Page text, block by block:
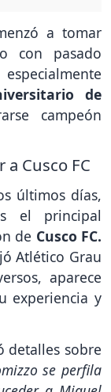
a tomar
con pasado
de
campeón
a Cusco FC
últimos días,
el principal
de Cusco FC.
Atlético Grau
aparece
experiencia y
detalles sobre
se perfila